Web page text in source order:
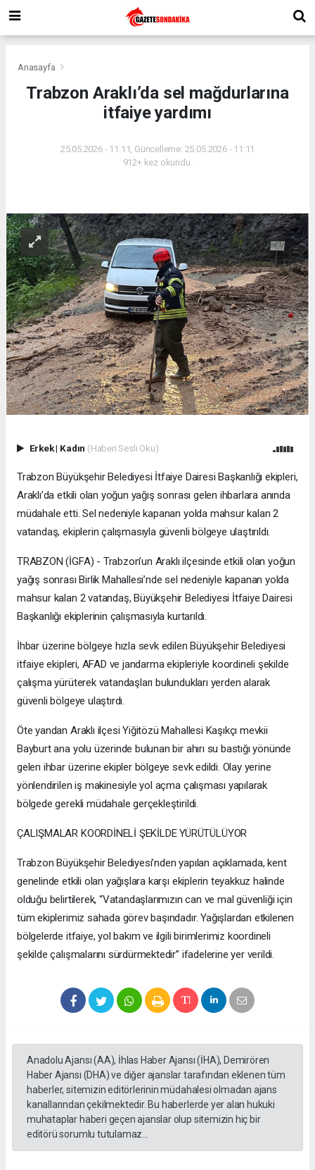
Anasayfa
Trabzon Araklı’da sel mağdurlarına
itfaiye yardımı
25.05.2026 - 11:11, Güncelleme: 25.05.2026 - 11:11
912+ kez okundu.
Erkek| Kadın (Haberi Sesli Oku)
Trabzon Büyükşehir Belediyesi İtfaiye Dairesi Başkanlığı ekipleri,
Araklı’da etkili olan yoğun yağış sonrası gelen ihbarlara anında
müdahale etti. Sel nedeniyle kapanan yolda mahsur kalan 2
vatandaş, ekiplerin çalışmasıyla güvenli bölgeye ulaştırıldı.
TRABZON (İGFA) - Trabzon’un Araklı ilçesinde etkili olan yoğun
yağış sonrası Birlik Mahallesi’nde sel nedeniyle kapanan yolda
mahsur kalan 2 vatandaş, Büyükşehir Belediyesi İtfaiye Dairesi
Başkanlığı ekiplerinin çalışmasıyla kurtarıldı.
İhbar üzerine bölgeye hızla sevk edilen Büyükşehir Belediyesi
itfaiye ekipleri, AFAD ve jandarma ekipleriyle koordineli şekilde
çalışma yürüterek vatandaşları bulundukları yerden alarak
güvenli bölgeye ulaştırdı.
Öte yandan Araklı ilçesi Yiğitözü Mahallesi Kaşıkçı mevkii
Bayburt ana yolu üzerinde bulunan bir ahırı su bastığı yönünde
gelen ihbar üzerine ekipler bölgeye sevk edildi. Olay yerine
yönlendirilen iş makinesiyle yol açma çalışması yapılarak
bölgede gerekli müdahale gerçekleştirildi.
ÇALIŞMALAR KOORDİNELİ ŞEKİLDE YÜRÜTÜLÜYOR
Trabzon Büyükşehir Belediyesi’nden yapılan açıklamada, kent
genelinde etkili olan yağışlara karşı ekiplerin teyakkuz halinde
olduğu belirtilerek, “Vatandaşlarımızın can ve mal güvenliği için
tüm ekiplerimiz sahada görev başındadır. Yağışlardan etkilenen
bölgelerde itfaiye, yol bakım ve ilgili birimlerimiz koordineli
şekilde çalışmalarını sürdürmektedir” ifadelerine yer verildi.
Anadolu Ajansı (AA), İhlas Haber Ajansı (İHA), Demirören
Haber Ajansı (DHA) ve diğer ajanslar tarafından eklenen tüm
haberler, sitemizin editörlerinin müdahalesi olmadan ajans
kanallarından çekilmektedir. Bu haberlerde yer alan hukuki
muhataplar haberi geçen ajanslar olup sitemizin hiç bir
editörü sorumlu tutulamaz...